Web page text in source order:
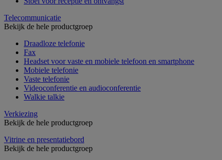
Telecommunicatie
Bekijk de hele productgroep
Draadloze telefonie
Fax
Headset voor vaste en mobiele telefoon en smartphone
Mobiele telefonie
Vaste telefonie
Videoconferentie en audioconferentie
Walkie talkie
Verkiezing
Bekijk de hele productgroep
Vitrine en presentatiebord
Bekijk de hele productgroep